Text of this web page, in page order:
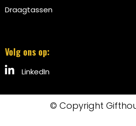
Draagtassen
Volg ons op:
LinkedIn
© Copyright